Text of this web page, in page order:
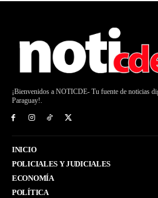
¡Bienvenidos a NOTICDE- Tu fuente de noticias
Paraguay!.
INICIO
POLICIALES Y JUDICIALES
ECONOMÍA
POLÍTICA